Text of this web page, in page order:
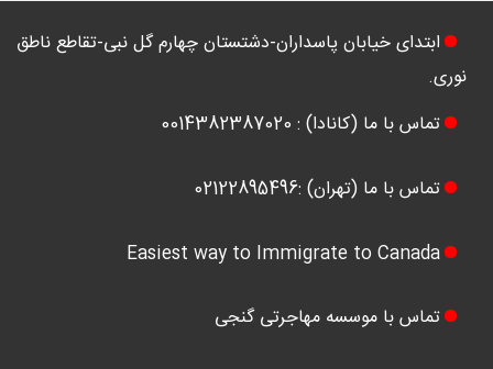
ابتدای خیابان پاسداران-دشتستان چهارم گل نبی-تقاطع ناطق
نوری.
تماس با ما (کانادا) : 0014382387020
تماس با ما (تهران) :02122895496
Easiest way to Immigrate to Canada
تماس با موسسه مهاجرتی گنجی